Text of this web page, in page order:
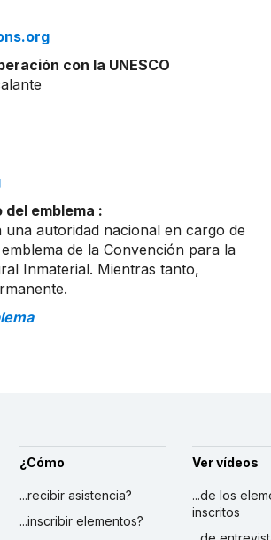
con la UNESCO
emblema :
autoridad nacional en cargo de
de la Convención para la
Inmaterial. Mientras tanto,
¿Cómo
...recibir asistencia?
...inscribir elementos?
Ver vídeos
...de los
inscritos